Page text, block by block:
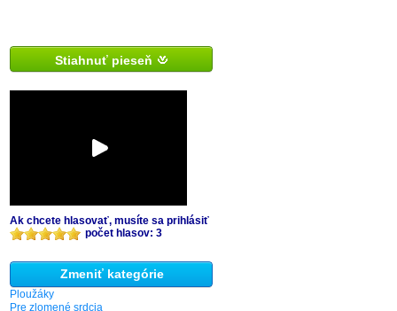
Stiahnuť pieseň
Ak chcete hlasovať, musíte sa prihlásiť
počet hlasov: 3
Zmeniť kategórie
Ploužáky
Pre zlomené srdcia